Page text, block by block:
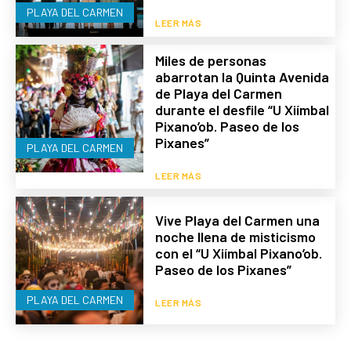
PLAYA DEL CARMEN
LEER MÁS
PLAYA DEL CARMEN
Miles de personas
abarrotan la Quinta Avenida
de Playa del Carmen
durante el desfile “U Xiímbal
Pixano’ob. Paseo de los
Pixanes”
LEER MÁS
PLAYA DEL CARMEN
Vive Playa del Carmen una
noche llena de misticismo
con el “U Xiímbal Pixano’ob.
Paseo de los Pixanes”
LEER MÁS